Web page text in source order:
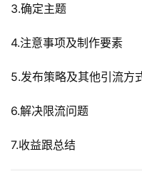
3.确定主题
4.注意事项及制作要素
5.发布策略及其他引流方
6.解决限流问题
7.收益跟总结